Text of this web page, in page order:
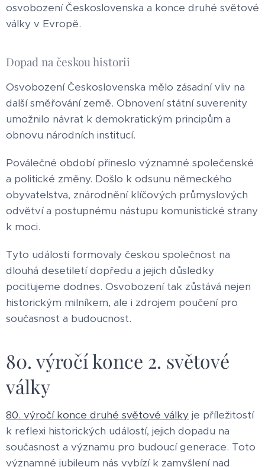
osvobození Československa a konce druhé světové
války v Evropě.
Dopad na českou historii
Osvobození Československa mělo zásadní vliv na
další směřování země. Obnovení státní suverenity
umožnilo návrat k demokratickým principům a
obnovu národních institucí.
Poválečné období přineslo významné společenské
a politické změny. Došlo k odsunu německého
obyvatelstva, znárodnění klíčových průmyslových
odvětví a postupnému nástupu komunistické strany
k moci.
Tyto události formovaly českou společnost na
dlouhá desetiletí dopředu a jejich důsledky
pociťujeme dodnes. Osvobození tak zůstává nejen
historickým milníkem, ale i zdrojem poučení pro
současnost a budoucnost.
80. výročí konce 2. světové
války
80. výročí konce druhé světové války je příležitostí
k reflexi historických událostí, jejich dopadu na
současnost a významu pro budoucí generace. Toto
významné jubileum nás vybízí k zamyšlení nad